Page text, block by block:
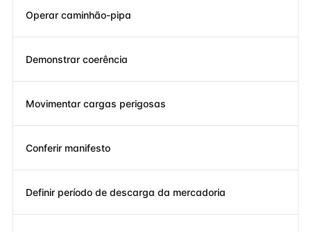
Operar caminhão-pipa
Demonstrar coerência
Movimentar cargas perigosas
Conferir manifesto
Definir período de descarga da mercadoria